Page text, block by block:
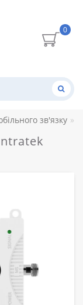
0
зв'язку